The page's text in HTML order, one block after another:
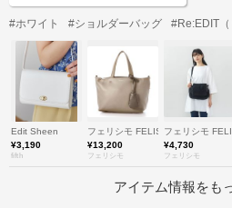
#ホワイト #ショルダーバッグ #Re:EDIT（
Edit Sheen
¥3,190
fifth
フェリシモ FELISSIMO
¥13,200
フェリシモ
フェリシモ
¥4,730
フェリシモ
アイテム情報をも